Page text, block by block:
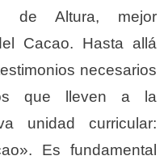
de Altura, mejor
Cacao. Hasta allá
necesarios
que lleven a la
unidad curricular:
Es fundamental